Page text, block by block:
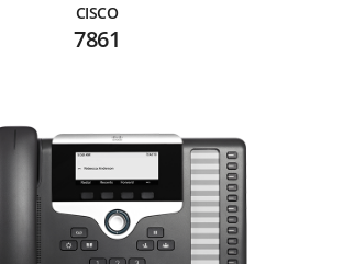
CISCO
7861